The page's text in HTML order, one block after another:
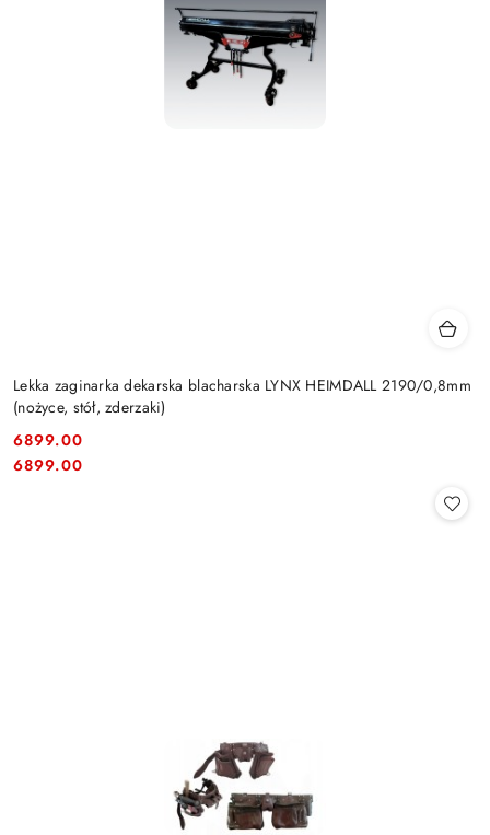
Lekka zaginarka dekarska blacharska LYNX HEIMDALL 2190/0,8mm
(nożyce, stół, zderzaki)
Cena:
6899.00
Cena:
6899.00